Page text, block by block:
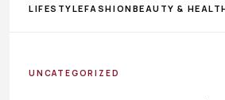
LIFESTYLEFASHIONBEAUTY &
UNCATEGORIZED